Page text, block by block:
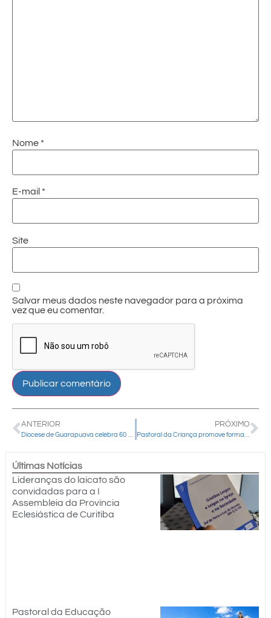
Nome *
E-mail *
Site
Salvar meus dados neste navegador para a próxima
vez que eu comentar.
ANTERIOR PRÓXIMO
Últimas Notícias
Lideranças do laicato são
convidadas para a I
Assembleia da Província
Eclesiástica de Curitiba
Pastoral da Educação